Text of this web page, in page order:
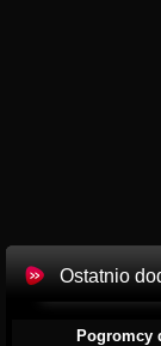
Ostatnio
Pogromcy